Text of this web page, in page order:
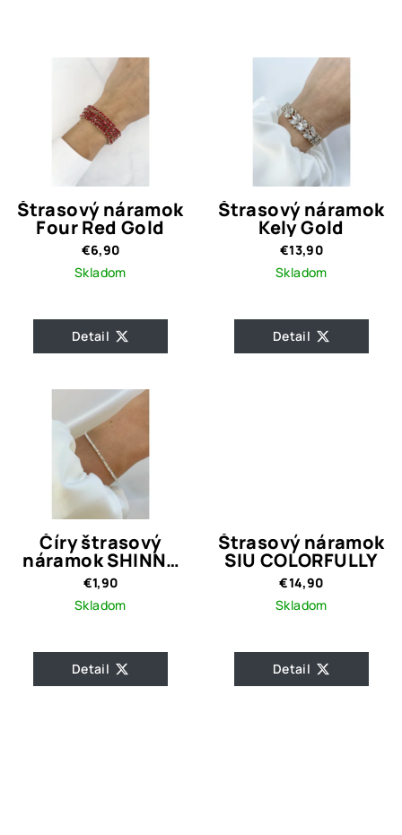
Štrasový náramok
Four Red Gold
€6,90
Skladom
Detail
Štrasový náramok
Kely Gold
€13,90
Skladom
Detail
Číry štrasový
náramok SHINNY
SEI
€1,90
Skladom
Detail
Štrasový náramok
SIU COLORFULLY
€14,90
Skladom
Detail